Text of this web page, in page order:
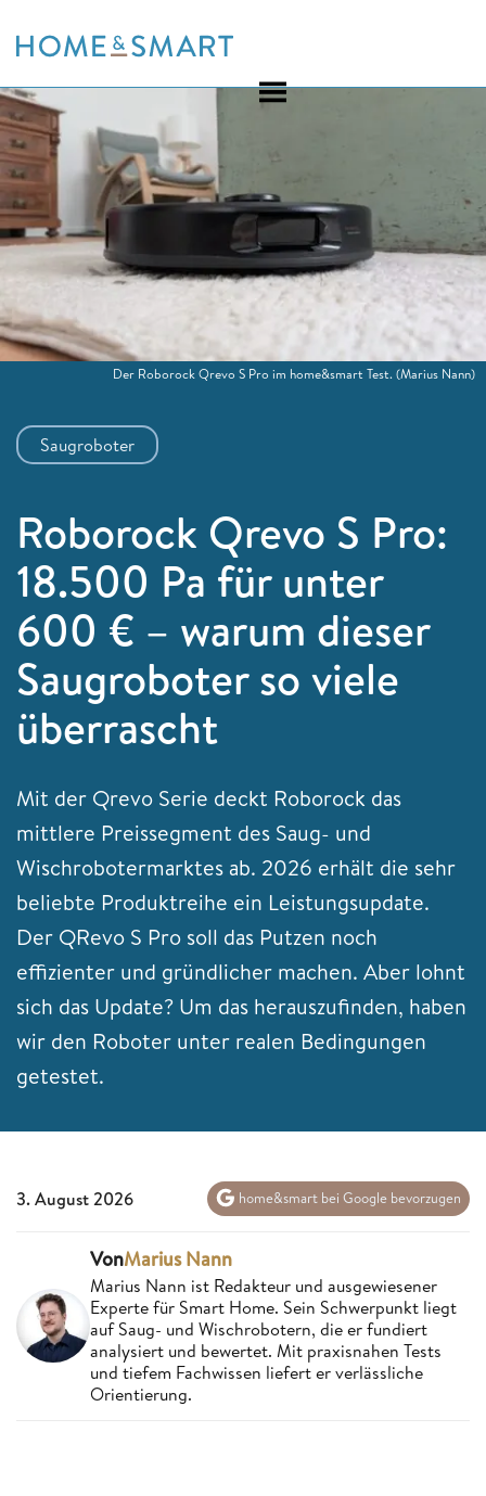
to
Saugroboter
Roborock Qrevo S Pro:
18.500 Pa für unter
600 € – warum dieser
Saugroboter so viele
überrascht
Mit der Qrevo Serie deckt Roborock das
mittlere Preissegment des Saug- und
Wischrobotermarktes ab. 2026 erhält die sehr
beliebte Produktreihe ein Leistungsupdate.
Der QRevo S Pro soll das Putzen noch
effizienter und gründlicher machen. Aber lohnt
sich das Update? Um das herauszufinden, haben
wir den Roboter unter realen Bedingungen
getestet.
Der Roborock Qrevo S Pro im home&smart Test.(Marius Nann)
3. August 2026 home&smart bei Google bevorzugen
VonMarius Nann
Marius Nann ist Redakteur und ausgewiesener
Experte für Smart Home. Sein Schwerpunkt liegt
auf Saug- und Wischrobotern, die er fundiert
analysiert und bewertet. Mit praxisnahen Tests
und tiefem Fachwissen liefert er verlässliche
Orientierung.